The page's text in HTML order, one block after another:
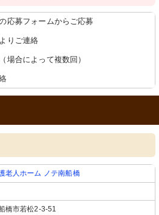
応募フォームからご応募
りご連絡
場合によって複数回）
老人ホーム ノテ南船橋
橋市若松2-3-51